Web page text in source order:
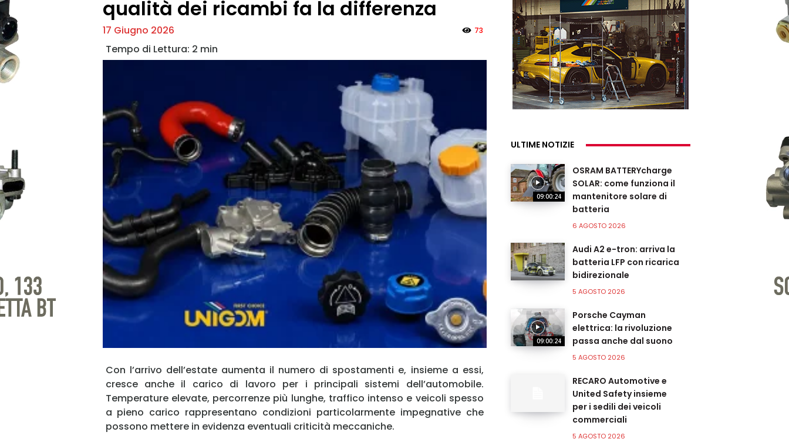
qualità dei ricambi fa la differenza
17 Giugno 2026 73
Con l’arrivo dell’estate aumenta il numero di spostamenti e, insieme a essi,
cresce anche il carico di lavoro per i principali sistemi dell’automobile.
Temperature elevate, percorrenze più lunghe, traffico intenso e veicoli spesso
a pieno carico rappresentano condizioni particolarmente impegnative che
possono mettere in evidenza eventuali criticità meccaniche.
ULTIME NOTIZIE
09:00:24
OSRAM BATTERYcharge
SOLAR: come funziona il
mantenitore solare di
batteria
6 AGOSTO 2026
Audi A2 e-tron: arriva la
batteria LFP con ricarica
bidirezionale
5 AGOSTO 2026
09:00:24
Porsche Cayman
elettrica: la rivoluzione
passa anche dal suono
5 AGOSTO 2026
RECARO Automotive e
United Safety insieme
per i sedili dei veicoli
commerciali
5 AGOSTO 2026